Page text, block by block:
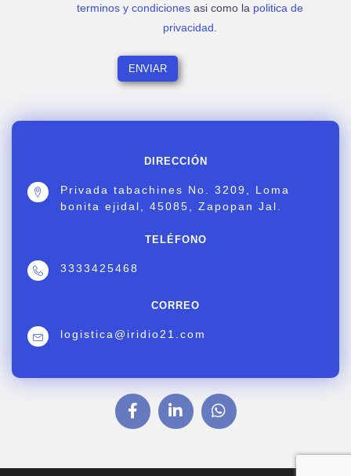
DIRECCIÓN
Privada tabachines No. 3209, Loma
bonita ejidal, 45085, Zapopan Jal.
TELÉFONO
3333425468
CORREO
logistica@iridio21.com
terminos y condicionesasi como la politica de
privacidad